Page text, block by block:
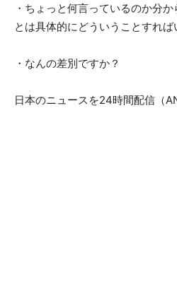
・ちょっと何言っているのか分
とは具体的にどういうことすれば
・なんの差別ですか？
日本のニュースを24時間配信（